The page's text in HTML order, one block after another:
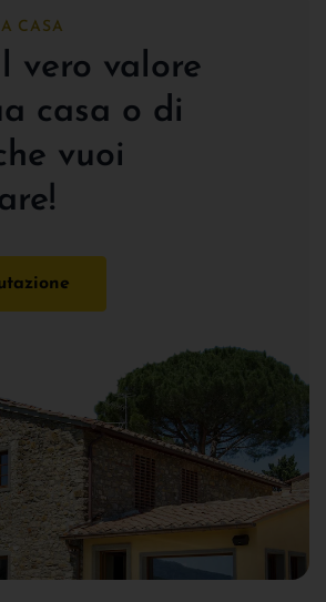
CASA
vero valore
casa o di
vuoi